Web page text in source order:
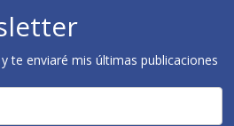
te enviaré mis últimas publicaciones